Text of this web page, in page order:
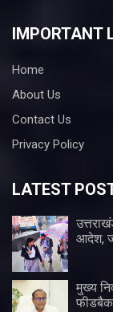
IMPORTANT
Home
About Us
Contact Us
Privacy Policy
LATEST
आदेश,
मुख्य
फीडबैक